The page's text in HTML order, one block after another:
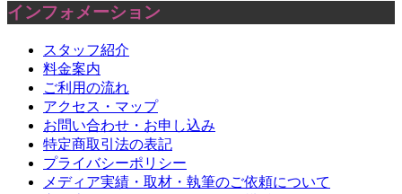
インフォメーション
スタッフ紹介
料金案内
ご利用の流れ
アクセス・マップ
お問い合わせ・お申し込み
特定商取引法の表記
プライバシーポリシー
メディア実績・取材・執筆のご依頼について